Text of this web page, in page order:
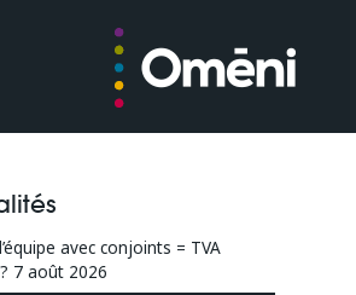
avec conjoints = TVA
7 août 2026